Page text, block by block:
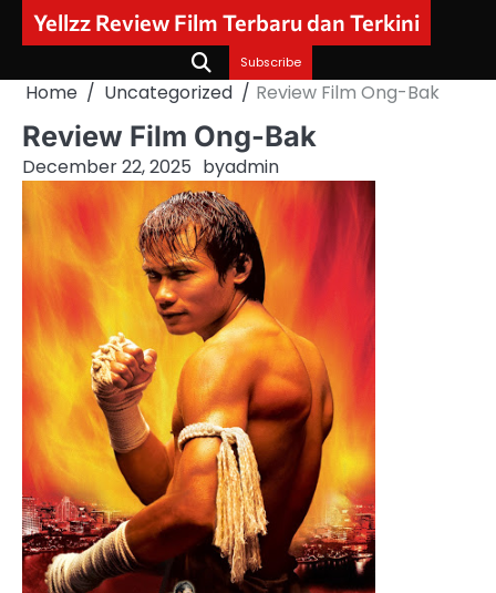
SkipYellzz Review Film Terbaru dan Terkini
Subscribe
Home Uncategorized Review Film Ong-Bak
Review Film Ong-Bak
December 22, 2025 byadmin